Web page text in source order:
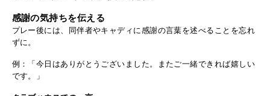
感謝の気持ちを伝える
プレー後には、同伴者やキャディに感謝の言葉を述べることを忘れ
ずに。
例：「今日はありがとうございました。またご一緒できれば嬉しい
です。」